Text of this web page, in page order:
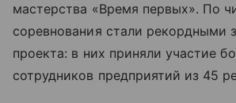
мастерства «Время первых». По
соревнования стали рекордными
проекта: в них приняли участие
сотрудников предприятий из 45